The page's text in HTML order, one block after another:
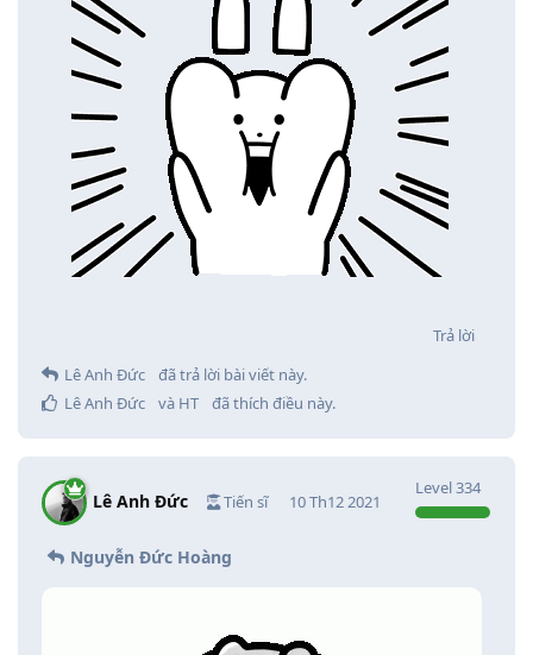
Trả lời
Lê Anh Đức
đã trả lời bài viết này.
Lê Anh Đức
và HT đã thích điều này.
Lê Anh Đức Tiến sĩ
Level334
10 Th12 2021
Nguyễn Đức Hoàng